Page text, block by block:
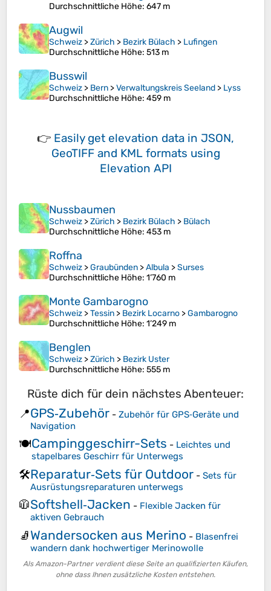
Durchschnittliche Höhe: 647 m
Augwil
Schweiz >Zürich > Bezirk Bülach > Lufingen
Durchschnittliche Höhe: 513 m
Busswil
Schweiz > Bern >Verwaltungskreis Seeland > Lyss
Durchschnittliche Höhe: 459 m
👉 Easily get elevation data in JSON,
GeoTIFF and KML formats using
Elevation API
Nussbaumen
Schweiz >Zürich > Bezirk Bülach > Bülach
Durchschnittliche Höhe: 453 m
Roffna
Schweiz >Graubünden >Albula >Surses
Durchschnittliche Höhe: 1’760 m
Monte Gambarogno
Schweiz >Tessin > Bezirk Locarno >Gambarogno
Durchschnittliche Höhe: 1’249 m
Benglen
Schweiz >Zürich > Bezirk Uster
Durchschnittliche Höhe: 555 m
Rüste dich für dein nächstes Abenteuer:
📍GPS‑Zubehör - Zubehör für GPS‑Geräte und
Navigation
🍽️Campinggeschirr-Sets - Leichtes und
stapelbares Geschirr für Unterwegs
🛠️Reparatur‑Sets für Outdoor - Sets für
Ausrüstungsreparaturen unterwegs
🧥Softshell‑Jacken - Flexible Jacken für
aktiven Gebrauch
🧦Wandersocken aus Merino - Blasenfrei
wandern dank hochwertiger Merinowolle
Als Amazon-Partner verdient diese Seite an qualifizierten Käufen,
ohne dass Ihnen zusätzliche Kosten entstehen.